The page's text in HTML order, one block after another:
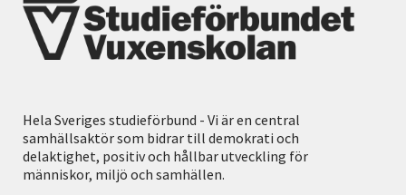
Hela Sveriges studieförbund - Vi är en central
samhällsaktör som bidrar till demokrati och
delaktighet, positiv och hållbar utveckling för
människor, miljö och samhällen.